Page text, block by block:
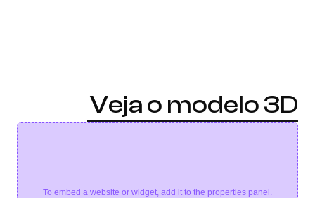
Veja o modelo 3D
To embed a website or widget, add it to the properties panel.